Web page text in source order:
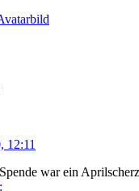
12:11
war ein